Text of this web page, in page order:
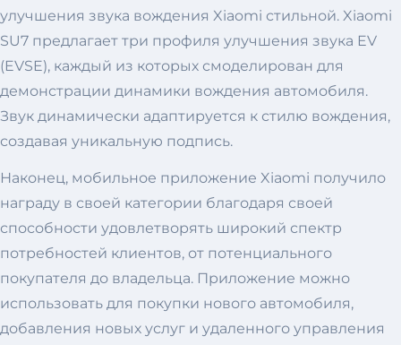
улучшения звука вождения Xiaomi стильной. Xiaomi
SU7 предлагает три профиля улучшения звука EV
(EVSE), каждый из которых смоделирован для
демонстрации динамики вождения автомобиля.
Звук динамически адаптируется к стилю вождения,
создавая уникальную подпись.
Наконец, мобильное приложение Xiaomi получило
награду в своей категории благодаря своей
способности удовлетворять широкий спектр
потребностей клиентов, от потенциального
покупателя до владельца. Приложение можно
использовать для покупки нового автомобиля,
добавления новых услуг и удаленного управления